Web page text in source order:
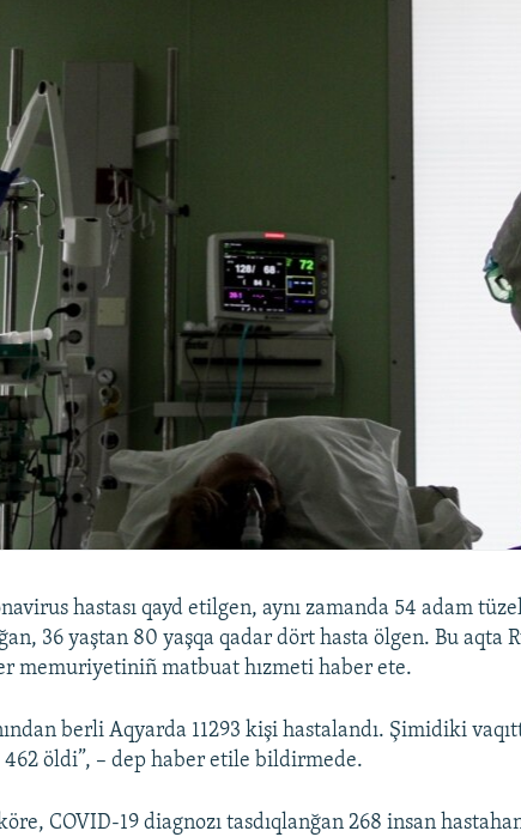
hastası qayd etilgen, aynı zamanda 54 adam
36 yaştan 80 yaşqa qadar dört hasta ölgen. Bu aqta
memuriyetiniñ matbuat hızmeti haber ete.
berli Aqyarda 11293 kişi hastalandı. Şimidiki
öldi”, – dep haber etile bildirmede.
COVID-19 diagnozı tasdıqlanğan 268 insan